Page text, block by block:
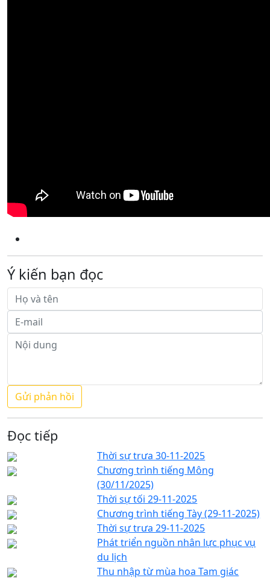
Ý kiến bạn đọc
Đọc tiếp
Thời sự trưa 30-11-2025
Chương trình tiếng Mông
(30/11/2025)
Thời sự tối 29-11-2025
Chương trình tiếng Tày (29-11-2025)
Thời sự trưa 29-11-2025
Phát triển nguồn nhân lực phục vụ
du lịch
Thu nhập từ mùa hoa Tam giác